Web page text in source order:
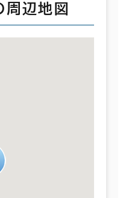
周辺地図